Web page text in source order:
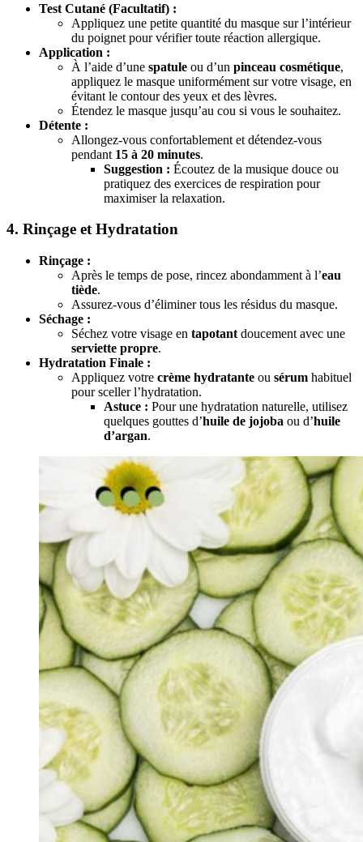
Test Cutané (Facultatif) :
Appliquez une petite quantité du masque sur l’intérieur
du poignet pour vérifier toute réaction allergique.
Application :
À l’aide d’une spatule ou d’un pinceau cosmétique,
appliquez le masque uniformément sur votre visage, en
évitant le contour des yeux et des lèvres.
Étendez le masque jusqu’au cou si vous le souhaitez.
Détente :
Allongez-vous confortablement et détendez-vous
pendant 15 à 20 minutes.
Suggestion : Écoutez de la musique douce ou
pratiquez des exercices de respiration pour
maximiser la relaxation.
4. Rinçage et Hydratation
Rinçage :
Après le temps de pose, rincez abondamment à l’eau
tiède.
Assurez-vous d’éliminer tous les résidus du masque.
Séchage :
Séchez votre visage en tapotant doucement avec une
serviette propre.
Hydratation Finale :
Appliquez votre crème hydratante ou sérum habituel
pour sceller l’hydratation.
Astuce : Pour une hydratation naturelle, utilisez
quelques gouttes d’huile de jojoba ou d’huile
d’argan.